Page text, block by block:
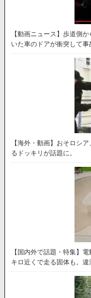
【動画ニュース】歩道側
いた車のドアが衝突して事
【海外・動画】おそロシ
るドッキリが話題に。
【国内外で話題・特集】
キロ近くで走る固体も。違